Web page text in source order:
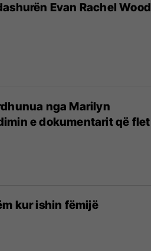
Evan Rachel Wood
nga Marilyn
e dokumentarit që flet
kur ishin fëmijë